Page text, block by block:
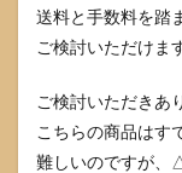
送料と手数料を踏
ご検討いただけま
ご検討いただきあ
こちらの商品はす
難しいのですが、